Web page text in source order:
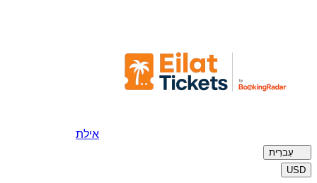
אילת
עִברִית
USD